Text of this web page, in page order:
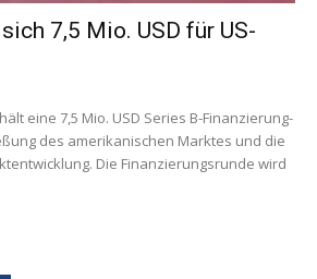
7,5 Mio. USD für US-
eine 7,5 Mio. USD Series B-Finanzierung-
des amerikanischen Marktes und die
Die Finanzierungsrunde wird